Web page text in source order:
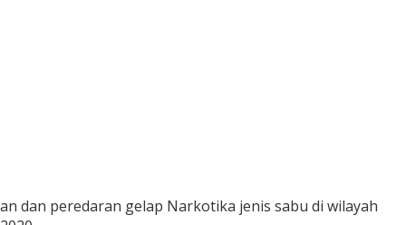
dan peredaran gelap Narkotika jenis sabu di wilayah